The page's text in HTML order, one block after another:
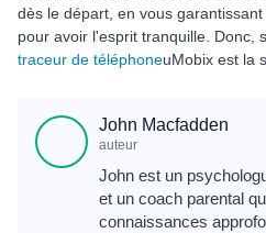
dès le départ, en vous
pour avoir l'esprit tranquille. Donc,
traceur de téléphoneuMobix est la
John Macfadden
auteur
John est un
et un coach parental
connaissances